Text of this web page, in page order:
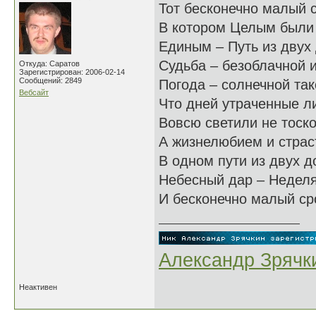
Откуда: Саратов
Зарегистрирован: 2006-02-14
Сообщений: 2849
Вебсайт
Тот бесконечно малый
В котором Целым были
Единым – Путь из двух
Судьба – безоблачной
Погода – солнечной
Что дней утраченные
Вовсю светили не
А жизнелюбием и
В одном пути из двух
Небесный дар –
И бесконечно малый
Александр
Неактивен